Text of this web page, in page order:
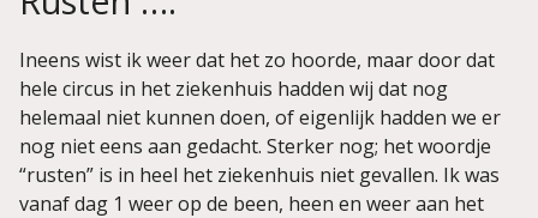
Ineens wist ik weer dat het zo hoorde, maar door dat
hele circus in het ziekenhuis hadden wij dat nog
helemaal niet kunnen doen, of eigenlijk hadden we er
nog niet eens aan gedacht. Sterker nog; het woordje
“rusten” is in heel het ziekenhuis niet gevallen. Ik was
vanaf dag 1 weer op de been, heen en weer aan het